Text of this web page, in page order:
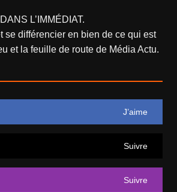
L’IMMÉDIAT.
se différencier en bien de ce qui est
et la feuille de route de Média Actu.
J’aime
Suivre
Suivre